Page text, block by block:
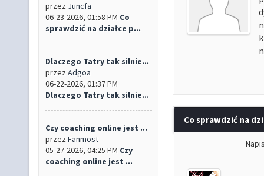
przez Juncfa
06-23-2026, 01:58 PM Co
sprawdzić na działce p...
Dlaczego Tatry tak silnie...
przezAdgoa
06-22-2026, 01:37 PM
Dlaczego Tatry tak silnie...
Czy coaching online jest ...
przezFanmost
05-27-2026, 04:25 PM Czy
coaching online jest ...
Co sprawdzić na